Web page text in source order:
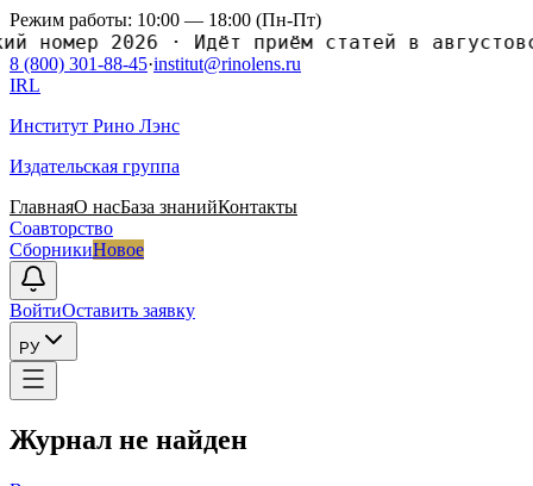
Режим работы: 10:00 — 18:00 (Пн-Пт)
2026·Идёт приём статей в
8 (800) 301-88-45·institut@rinolens.ru
IRL
Институт Рино Лэнс
Издательская группа
ГлавнаяО насБаза знанийКонтакты
Соавторство
СборникиНовое
ВойтиОставить заявку
РУ
Журнал не найден